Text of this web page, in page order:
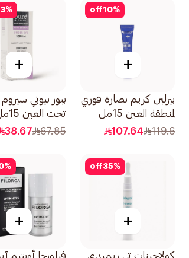
10%
off
+
بيزلين كريم نضارة فوري
لمنطقة العين 15مل
119.6
107.64
%
+
بيور بيوتي
تحت العين 15مل
67.85
38.67
35%
off
+
كولاجينات تي ريميدي
%
+
فيلورجا أوبتيم